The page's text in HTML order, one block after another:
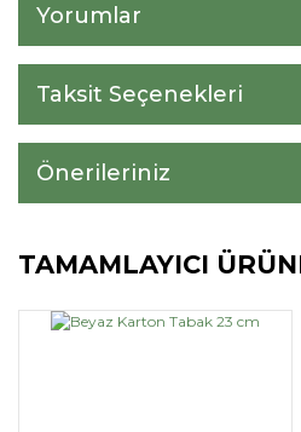
Yorumlar
Taksit Seçenekleri
Önerileriniz
TAMAMLAYICI